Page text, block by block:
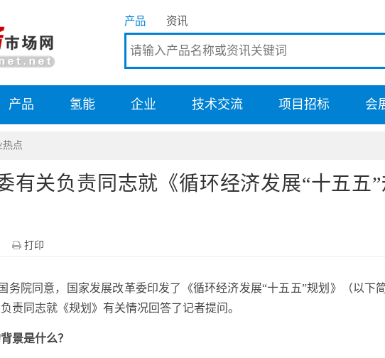
产品 资讯
产品 氢能 企业 技术交流 项目招标 会
热点
有关负责同志就《循环经济发展“十五五
打印
院同意，国家发展改革委印发了《循环经济发展“十五五”规划》（以下
责同志就《规划》有关情况回答了记者提问。
景是什么？